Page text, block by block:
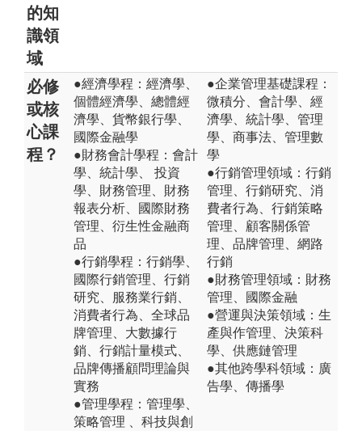
的知
識領
域
必修
或核
心課
程？
●經濟學程：經濟學、
個體經濟學、總體經
濟學、貨幣銀行學、
國際金融學
●財務會計學程：會計
學、統計學、 投資
學、財務管理、財務
報表分析、國際財務
管理、衍生性金融商
品
●行銷學程：行銷學、
國際行銷管理、行銷
研究、服務業行銷、
消費者行為、全球品
牌管理、大數據行
銷、行銷計量模式、
品牌傳播顧問理論與
實務
●管理學程：管理學、
策略管理 、科技與創
●企業管理基礎課程：
微積分、會計學、經
濟學、統計學、管理
學、商事法、管理數
學
●行銷管理領域：行銷
管理、行銷研究、消
費者行為、行銷策略
管理、顧客關係管
理、品牌管理、網路
行銷
●財務管理領域：財務
管理、國際金融
●營運與決策領域：生
產與作管理、決策科
學、供應鏈管理
●其他跨學科領域：廣
告學、傳播學